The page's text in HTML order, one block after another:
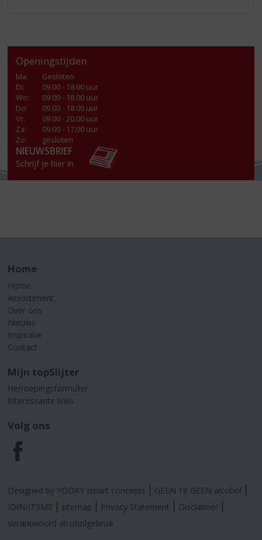
Openingstijden
Ma:
Gesloten
Di:
09.00 - 18.00 uur
Wo:
09.00 - 18.00 uur
Do:
09.00 - 18.00 uur
Vr:
09.00 - 20.00 uur
Za:
09.00 - 17.00 uur
Zo:
gesloten
NIEUWSBRIEF
Schrijf je hier in
Home
Home
Assortiment
Over ons
Nieuws
Inspiratie
Contact
Mijn topSlijter
Herroepingsformulier
Interessante links
Volg ons
F
a
c
Designed by YOOKY smart concepts
GEEN 18 GEEN alcohol
IDIN/ITSME
sitemap Privacy Statement
Disclaimer
Verantwoord alcoholgebruik